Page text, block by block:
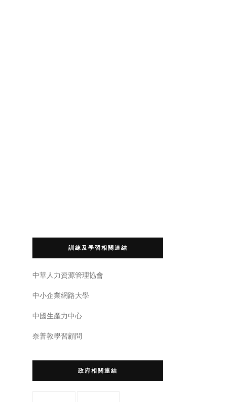
訓練及學習相關連結
中華人力資源管理協會
中小企業網路大學
中國生產力中心
奈普敦學習顧問
政府相關連結